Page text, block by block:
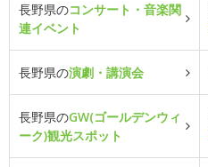
長野県のコンサート・音楽関
連イベント
長野県の演劇・講演会
長野県のGW(ゴールデンウィ
ーク)観光スポット